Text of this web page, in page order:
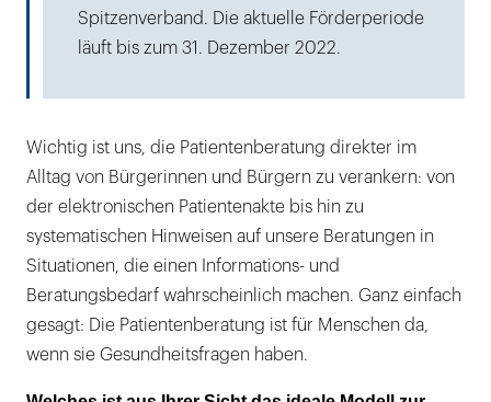
Spitzenverband. Die aktuelle Förderperiode
läuft bis zum 31. Dezember 2022.
Wichtig ist uns, die Patientenberatung direkter im
Alltag von Bürgerinnen und Bürgern zu verankern: von
der elektronischen Patientenakte bis hin zu
systematischen Hinweisen auf unsere Beratungen in
Situationen, die einen Informations- und
Beratungsbedarf wahrscheinlich machen. Ganz einfach
gesagt: Die Patientenberatung ist für Menschen da,
wenn sie Gesundheitsfragen haben.